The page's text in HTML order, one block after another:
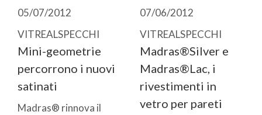
05/07/2012
VITREALSPECCHI
Mini-geometrie
percorrono i nuovi
satinati
Madras® rinnova il
07/06/2012
VITREALSPECCHI
Madras®Silver e
Madras®Lac, i
rivestimenti in
vetro per pareti